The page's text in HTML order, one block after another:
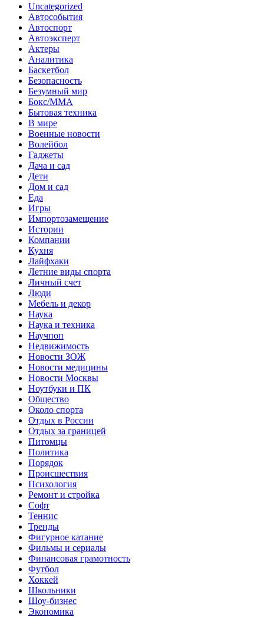
Uncategorized
Автособытия
Автоспорт
Автоэксперт
Актеры
Аналитика
Баскетбол
Безопасность
Безумный мир
Бокс/MMA
Бытовая техника
В мире
Военные новости
Волейбол
Гаджеты
Дача и сад
Дети
Дом и сад
Еда
Игры
Импортозамещение
Истории
Компании
Кухня
Лайфхаки
Летние виды спорта
Личный счет
Люди
Мебель и декор
Наука
Наука и техника
Научпоп
Недвижимость
Новости ЗОЖ
Новости медицины
Новости Москвы
Ноутбуки и ПК
Общество
Около спорта
Отдых в России
Отдых за границей
Питомцы
Политика
Порядок
Происшествия
Психология
Ремонт и стройка
Софт
Теннис
Тренды
Фигурное катание
Фильмы и сериалы
Финансовая грамотность
Футбол
Хоккей
Школьники
Шоу-бизнес
Экономика